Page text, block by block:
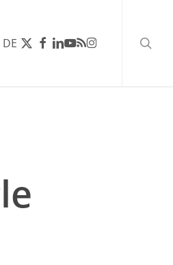
DE X-
TWITTER
FACEBOOK
LINKEDIN
YOUTUBE
RSSINSTAGRAM